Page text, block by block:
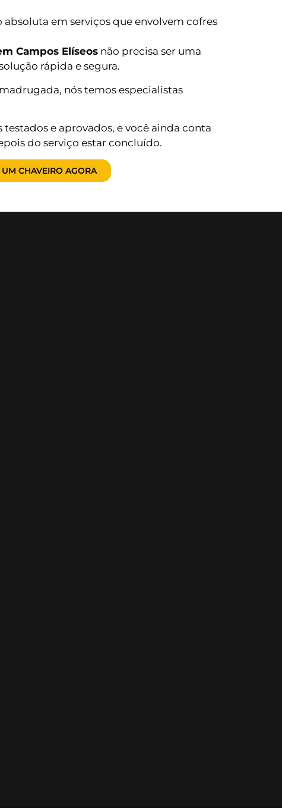
absoluta em serviços que envolvem cofres
Campos Elíseos não precisa ser uma
rápida e segura.
nós temos especialistas
e aprovados, e você ainda conta
do serviço estar concluído.
CHAVEIRO AGORA